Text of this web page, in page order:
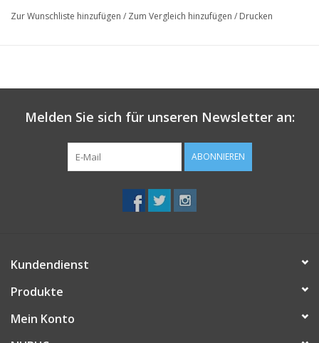
Zur Wunschliste hinzufügen / Zum Vergleich hinzufügen / Drucken
Melden Sie sich für unseren Newsletter an:
ABONNIEREN
Kundendienst
Produkte
Mein Konto